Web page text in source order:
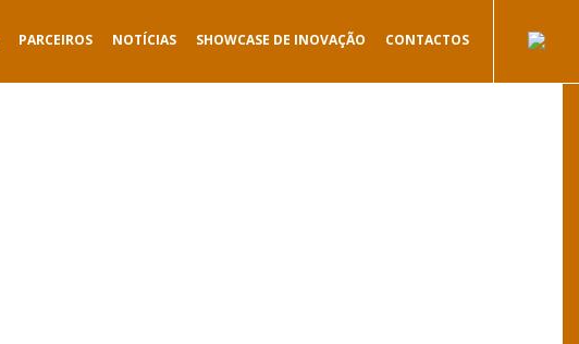
PARCEIROS NOTÍCIAS SHOWCASE DE INOVAÇÃO CONTACTOS